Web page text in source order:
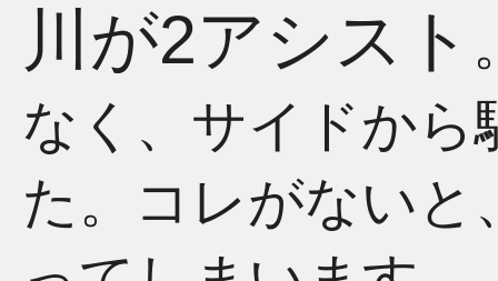
川が2アシスト
なく、サイドから
た。コレがない